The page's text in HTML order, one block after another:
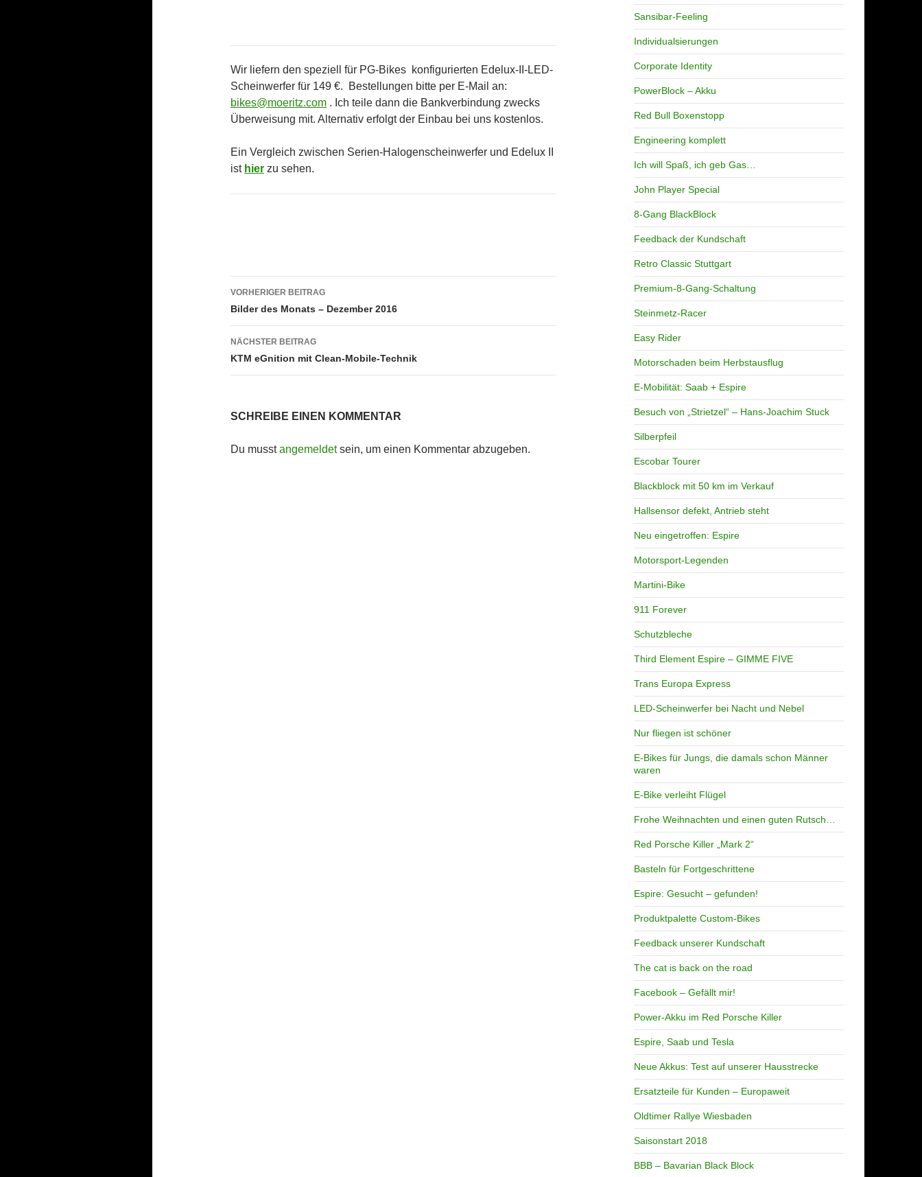
Wir liefern den speziell für PG-Bikes konfigurierten Edelux-II-LED-
Scheinwerfer für 149 €. Bestellungen bitte per E-Mail an:
bikes@moeritz.com . Ich teile dann die Bankverbindung zwecks
Überweisung mit. Alternativ erfolgt der Einbau bei uns kostenlos.
Ein Vergleich zwischen Serien-Halogenscheinwerfer und Edelux II
ist hier zu sehen.
Beitragsnavigation
VORHERIGER BEITRAG
Bilder des Monats – Dezember 2016
NÄCHSTER BEITRAG
KTM eGnition mit Clean-Mobile-Technik
SCHREIBE EINEN KOMMENTAR
Du musstangemeldetsein, um einen Kommentar abzugeben.
Sansibar-Feeling
Individualsierungen
Corporate Identity
PowerBlock – Akku
Red Bull Boxenstopp
Engineering komplett
Ich will Spaß, ich geb Gas…
John Player Special
8-Gang BlackBlock
Feedback der Kundschaft
Retro Classic Stuttgart
Premium-8-Gang-Schaltung
Steinmetz-Racer
Easy Rider
Motorschaden beim Herbstausflug
E-Mobilität: Saab + Espire
Besuch von „Strietzel“ – Hans-Joachim Stuck
Silberpfeil
Escobar Tourer
Blackblock mit 50 km im Verkauf
Hallsensor defekt, Antrieb steht
Neu eingetroffen: Espire
Motorsport-Legenden
Martini-Bike
911 Forever
Schutzbleche
Third Element Espire – GIMME FIVE
Trans Europa Express
LED-Scheinwerfer bei Nacht und Nebel
Nur fliegen ist schöner
E-Bikes für Jungs, die damals schon Männer
waren
E-Bike verleiht Flügel
Frohe Weihnachten und einen guten Rutsch…
Red Porsche Killer „Mark 2“
Basteln für Fortgeschrittene
Espire: Gesucht – gefunden!
Produktpalette Custom-Bikes
Feedback unserer Kundschaft
The cat is back on the road
Facebook – Gefällt mir!
Power-Akku im Red Porsche Killer
Espire, Saab und Tesla
Neue Akkus: Test auf unserer Hausstrecke
Ersatzteile für Kunden – Europaweit
Oldtimer Rallye Wiesbaden
Saisonstart 2018
BBB – Bavarian Black Block